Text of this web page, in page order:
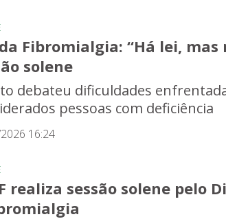
Fibromialgia: “Há lei,
solene
debateu dificuldades
pessoas com deficiência
16:24
realiza sessão solene pelo